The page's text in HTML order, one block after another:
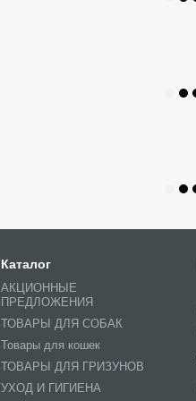
Каталог
АКЦИОННЫЕ
ПРЕДЛОЖЕНИЯ
ТОВАРЫ ДЛЯ СОБАК
Товары для кошек
ТОВАРЫ ДЛЯ ГРИЗУНОВ
УХОД И ГИГИЕНА